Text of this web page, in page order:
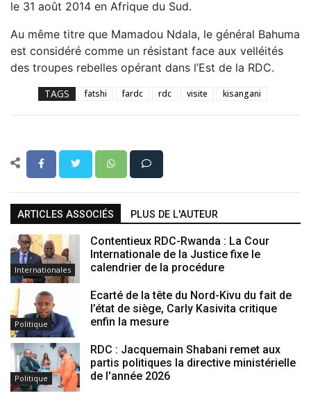
le 31 août 2014 en Afrique du Sud.
Au même titre que Mamadou Ndala, le général Bahuma
est considéré comme un résistant face aux velléités
des troupes rebelles opérant dans l’Est de la RDC.
TAGS fatshi fardc rdc visite kisangani
ARTICLES ASSOCIÉS PLUS DE L'AUTEUR
Internationales
Contentieux RDC-Rwanda : La Cour
Internationale de la Justice fixe le
calendrier de la procédure
Politique
Ecarté de la tête du Nord-Kivu du fait de
l’état de siège, Carly Kasivita critique
enfin la mesure
Politique
RDC : Jacquemain Shabani remet aux
partis politiques la directive ministérielle
de l'année 2026